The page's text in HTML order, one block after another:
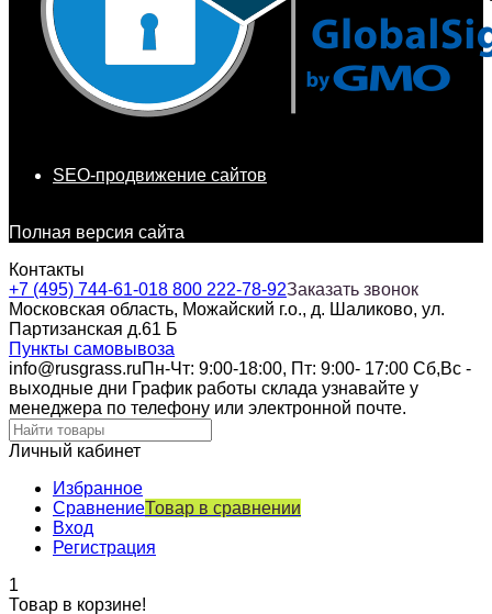
SEO-продвижение сайтов
Полная версия сайта
Контакты
+7 (495) 744-61-018 800 222-78-92Заказать звонок
Московская область, Можайский г.о., д. Шаликово, ул.
Партизанская д.61 Б
Пункты самовывоза
info@rusgrass.ruПн-Чт: 9:00-18:00, Пт: 9:00- 17:00 Сб,Вс -
выходные дни График работы склада узнавайте у
менеджера по телефону или электронной почте.
Личный кабинет
Избранное
СравнениеТовар в сравнении
Вход
Регистрация
1
Товар в корзине!